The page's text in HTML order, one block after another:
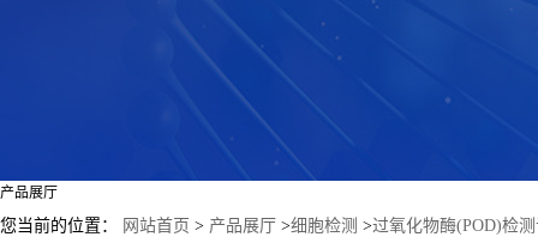
产品展厅
您当前的位置： 网站首页 > 产品展厅 >细胞检测 >过氧化物酶(POD)检